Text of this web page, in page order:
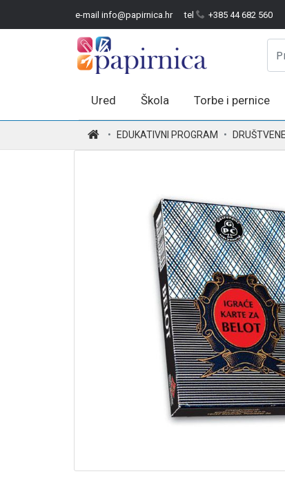
e-mail info@papirnica.hr tel +385 44 682 560
Ured Škola Torbe i pernice
EDUKATIVNI PROGRAM